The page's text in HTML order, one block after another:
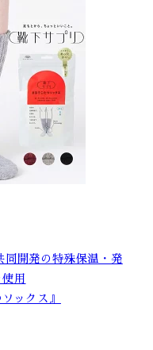
同開発の特殊保温・発
用
ックス』